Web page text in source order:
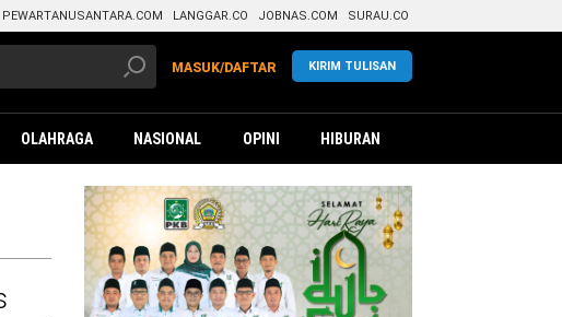
PEWARTANUSANTARA.COM LANGGAR.CO JOBNAS.COM SURAU.CO
KIRIM TULISAN
MASUK/DAFTAR
OLAHRAGA NASIONAL OPINI HIBURAN